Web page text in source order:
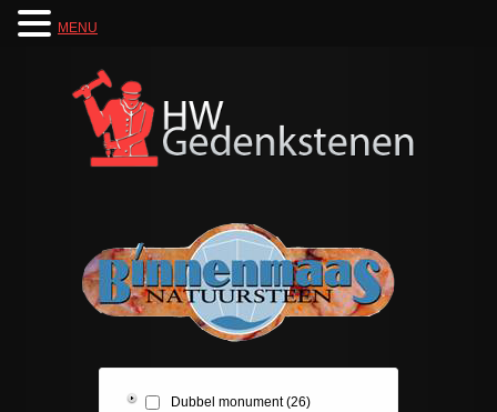
Dubbel monument (26)
MENU